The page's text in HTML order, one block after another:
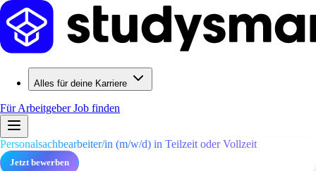
Alles für deine Karriere
Für ArbeitgeberJob finden
Personalsachbearbeiter/in (m/w/d) in Teilzeit oder Vollzeit
Jetzt bewerben